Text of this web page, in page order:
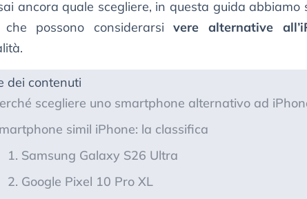
ancora quale scegliere, in questa guida abbiamo
che possono considerarsivere alternative
dei contenuti
scegliere uno smartphone alternativo ad
simil iPhone: la classifica
1. Samsung Galaxy S26 Ultra
2. Google Pixel 10 Pro XL